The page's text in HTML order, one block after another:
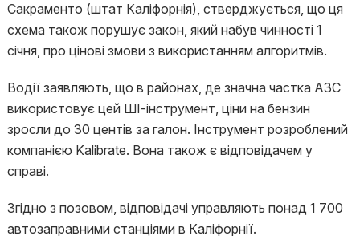
Сакраменто (штат Каліфорнія), стверджується, що ця
схема також порушує закон, який набув чинності 1
січня, про цінові змови з використанням алгоритмів.
Водії заявляють, що в районах, де значна частка АЗС
використовує цей ШІ-інструмент, ціни на бензин
зросли до 30 центів за галон. Інструмент розроблений
компанією Kalibrate. Вона також є відповідачем у
справі.
Згідно з позовом, відповідачі управляють понад 1 700
автозаправними станціями в Каліфорнії.